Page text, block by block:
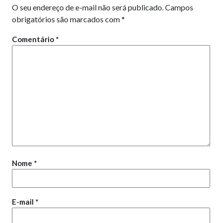
O seu endereço de e-mail não será publicado.Campos
obrigatórios são marcados com*
Comentário *
Nome *
E-mail *